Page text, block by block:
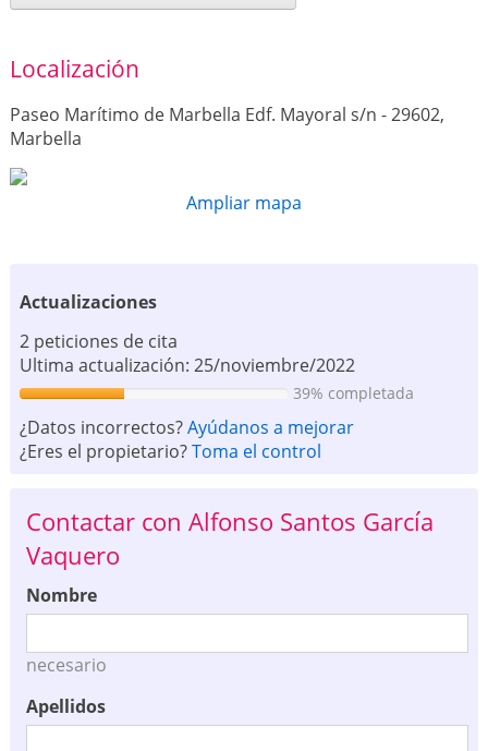
Localización
Paseo Marítimo de Marbella Edf. Mayoral s/n - 29602,
Marbella
Ampliar mapa
Actualizaciones
2 peticiones de cita
Ultima actualización: 25/noviembre/2022
39% completada
¿Datos incorrectos?Ayúdanos a mejorar
¿Eres el propietario?Toma el control
Contactar con Alfonso Santos García
Vaquero
Nombre
necesario
Apellidos